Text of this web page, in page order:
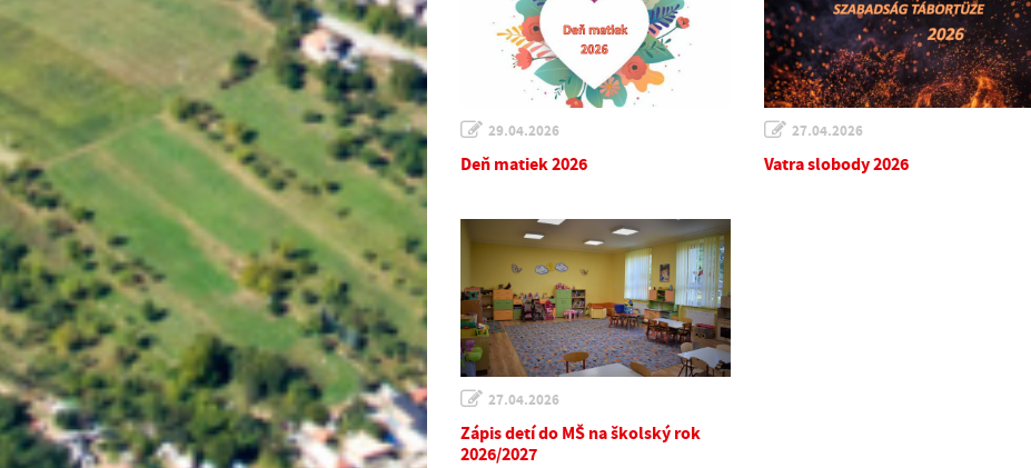
29.04.2026
Deň matiek 2026
27.04.2026
Vatra slobody 2026
27.04.2026
Zápis detí do MŠ na školský rok
2026/2027